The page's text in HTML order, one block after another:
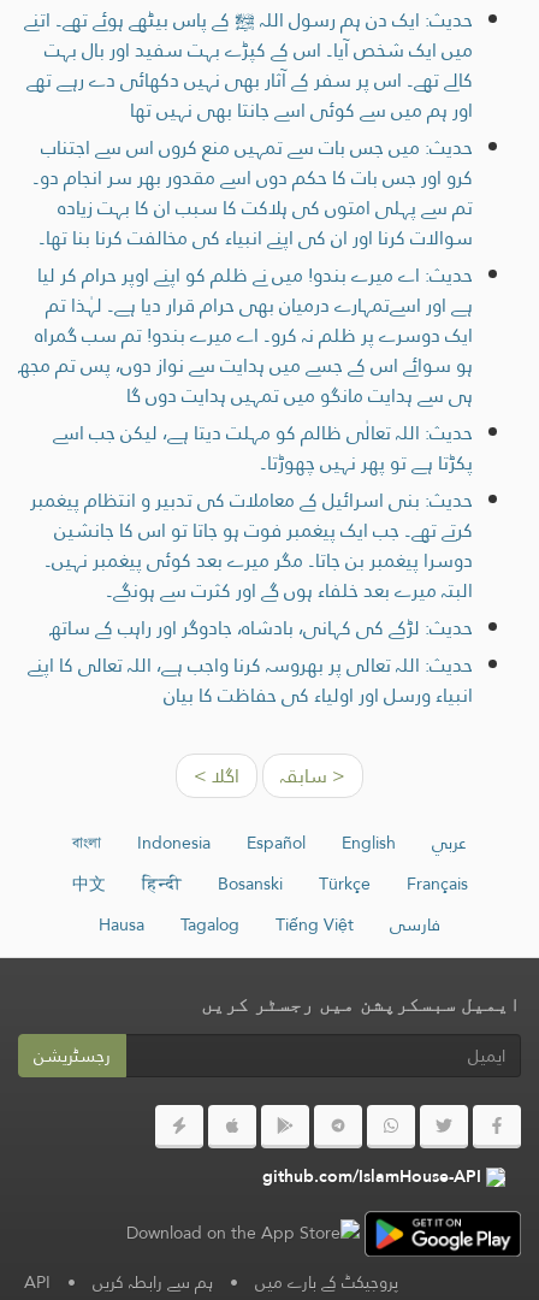
حدیث: ایک دن ہم رسول اللہ ﷺ کے پاس بیٹھے ہوئے تھے۔ اتنے
میں ایک شخص آیا۔ اس کے کپڑے بہت سفید اور بال بہت
کالے تھے۔ اس پر سفر کے آثار بھی نہیں دکھائی دے رہے تھے
اور ہم میں سے کوئی اسے جانتا بھی نہیں تھا
حدیث: میں جس بات سے تمہیں منع کروں اس سے اجتناب
کرو اور جس بات کا حکم دوں اسے مقدور بھر سر انجام دو۔
تم سے پہلی امتوں کی ہلاکت کا سبب ان کا بہت زیادہ
سوالات کرنا اور ان کی اپنے انبیاء کی مخالفت کرنا بنا تھا۔
حدیث: اے میرے بندو! میں نے ظلم کو اپنے اوپر حرام کر لیا
ہے اور اسےتمہارے درمیان بھی حرام قرار دیا ہے۔ لہٰذا تم
ایک دوسرے پر ظلم نہ کرو۔ اے میرے بندو! تم سب گمراہ
ہو سوائے اس کے جسے میں ہدایت سے نواز دوں، پس تم مجھ
ہی سے ہدایت مانگو میں تمہیں ہدایت دوں گا
حدیث: اللہ تعالٰی ظالم کو مہلت دیتا ہے، لیکن جب اسے
پکڑتا ہے تو پھر نہیں چھوڑتا۔
حدیث: بنی اسرائیل کے معاملات کی تدبیر و انتظام پیغمبر
کرتے تھے۔ جب ایک پیغمبر فوت ہو جاتا تو اس کا جانشین
دوسرا پیغمبر بن جاتا۔ مگر میرے بعد کوئی پیغمبر نہیں۔
البتہ میرے بعد خلفاء ہوں گے اور کثرت سے ہونگے۔
حدیث: لڑکے کی کہانی، بادشاہ، جادوگر اور راہب کے ساتھ
حدیث: اللہ تعالی پر بھروسہ کرنا واجب ہے، اللہ تعالی کا اپنے
انبیاء ورسل اور اولیاء کی حفاظت کا بیان
< سابقہ اگلا >
عربي English
Español
Indonesia
বাংলা
Français
Türkçe
Bosanski
हिन्दी
中文
فارسی
Tiếng Việt
Tagalog
Hausa
ایمیل سبسکرپشن میں رجسٹر کریں
رجسٹریشن
github.com/IslamHouse-API
پروجیکٹ کے بارے میں • ہم سے رابطہ کریں •
API